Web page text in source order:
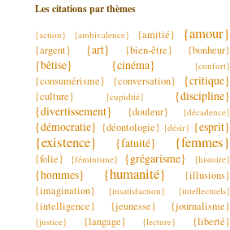
Les citations par thèmes
{action} {ambivalence} {amitié} {amour}
{argent} {art} {bien-être} {bonheur}
{bêtise} {cinéma} {confort}
{consumérisme} {conversation} {critique}
{culture} {cupidité}
{discipline}
{divertissement}
{douleur} {décadence}
{démocratie} {déontologie} {désir} {esprit}
{existence} {fatuité} {femmes}
{folie} {féminisme} {grégarisme} {histoire}
{hommes} {humanité}
{illusions}
{imagination}
{insatisfaction} {intellectuels}
{intelligence} {jeunesse} {journalisme}
{justice} {langage} {lecture} {liberté}